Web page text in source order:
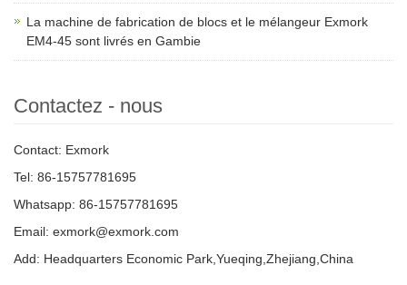
La machine de fabrication de blocs et le mélangeur Exmork
EM4-45 sont livrés en Gambie
Contactez - nous
Contact: Exmork
Tel: 86-15757781695
Whatsapp: 86-15757781695
Email: exmork@exmork.com
Add: Headquarters Economic Park,Yueqing,Zhejiang,China